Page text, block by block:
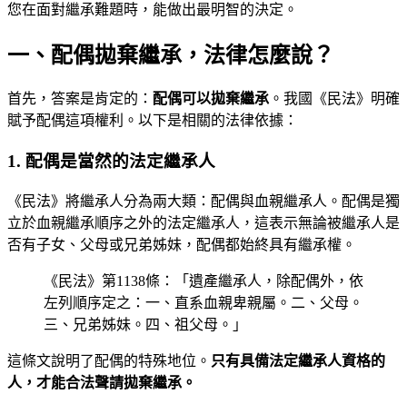
您在面對繼承難題時，能做出最明智的決定。
一、配偶拋棄繼承，法律怎麼說？
首先，答案是肯定的： 配偶可以拋棄繼承 。我國《民法》明確
賦予配偶這項權利。以下是相關的法律依據：
1. 配偶是當然的法定繼承人
《民法》將繼承人分為兩大類：配偶與血親繼承人。配偶是獨
立於血親繼承順序之外的法定繼承人，這表示無論被繼承人是
否有子女、父母或兄弟姊妹，配偶都始終具有繼承權。
《民法》第1138條：「遺產繼承人，除配偶外，依
左列順序定之：一、直系血親卑親屬。二、父母。
三、兄弟姊妹。四、祖父母。」
這條文說明了配偶的特殊地位。 只有具備法定繼承人資格的
人，才能合法聲請拋棄繼承。